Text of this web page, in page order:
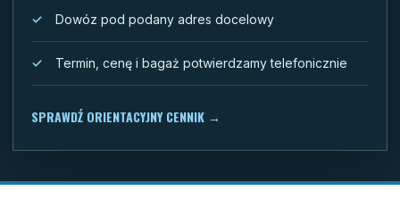
Dowóz pod podany adres docelowy
Termin, cenę i bagaż potwierdzamy telefonicznie
SPRAWDŹ ORIENTACYJNY CENNIK →